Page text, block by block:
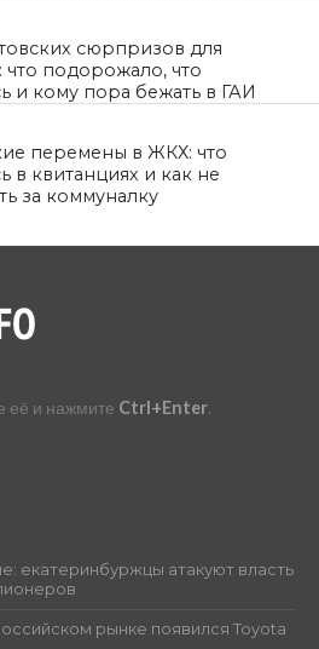
сюрпризов для
что подорожало, что
и кому пора бежать в ГАИ
перемены в ЖКХ: что
в квитанциях и как не
за коммуналку
её и нажмите Ctrl+Enter.
екатеринбуржцы атакуют власть
рынке появился Toyota